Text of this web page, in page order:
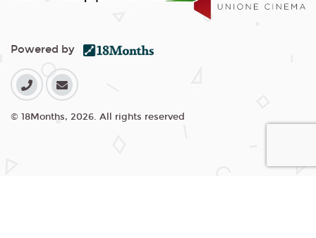
Powered by
© 18Months, 2026. All rights reserved